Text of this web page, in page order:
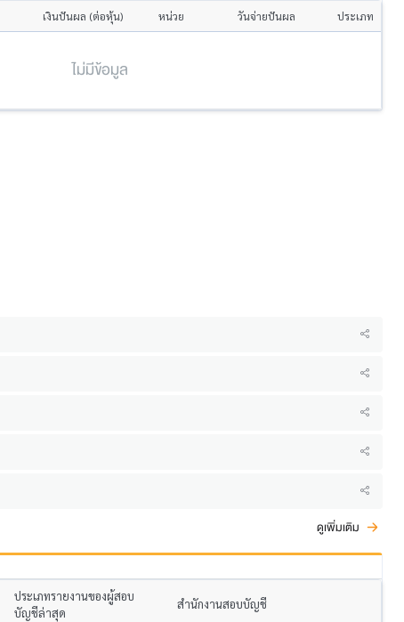
เงินปันผล (ต่อหุ้น) หน่วย วันจ่ายปันผล ประเภท
ไม่มีข้อมูล
ดูเพิ่มเติม
ประเภทรายงานของผู้สอบ
บัญชีล่าสุด
สำนักงานสอบบัญชี